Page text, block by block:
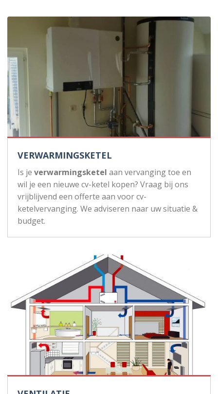
VERWARMINGSKETEL
Is je verwarmingsketel aan vervanging toe en
wil je een nieuwe cv-ketel kopen? Vraag bij ons
vrijblijvend een offerte aan voor cv-
ketelvervanging. We adviseren naar uw situatie &
budget.